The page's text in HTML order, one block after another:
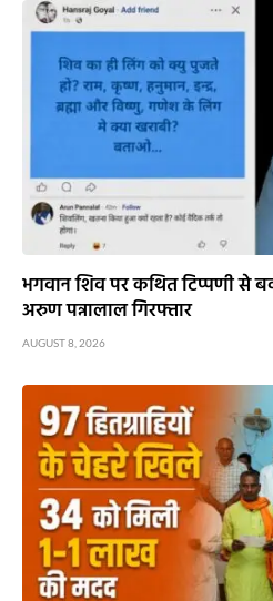
भगवान शिव पर कथित टिप्पणी से
अरुण पन्नालाल गिरफ्तार
AUGUST 8, 2026